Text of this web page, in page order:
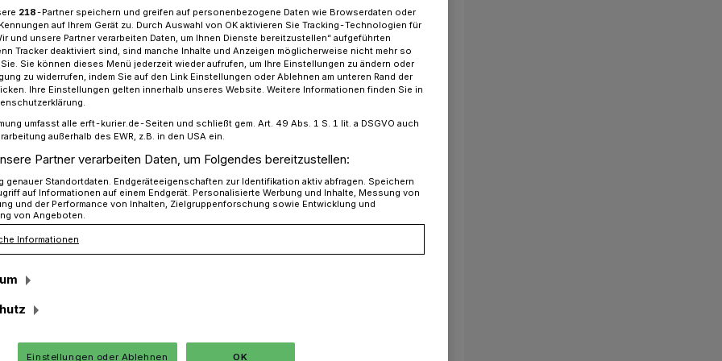
Orken​: trainieren mit Eigengewicht
mit
die anderen
ruhige Kugel
offiziell: die Boulebahn und die
Orken stehen der Öffentlichkeit zur
und mit sportinteressierten Gästen
218-Partner speichern und greifen auf personenbezogene Daten wie Browserdaten oder
auf Ihrem Gerät zu. Durch Auswahl von OK aktivieren Sie Tracking-Technologien für
und unsere Partner verarbeiten Daten, um Ihnen Dienste bereitzustellen“ aufgeführten
Tracker deaktiviert sind, sind manche Inhalte und Anzeigen möglicherweise nicht mehr so
Sie können dieses Menü jederzeit wieder aufrufen, um Ihre Einstellungen zu ändern oder
zu widerrufen, indem Sie auf den Link Einstellungen oder Ablehnen am unteren Rand der
Ihre Einstellungen gelten innerhalb unseres Website. Weitere Informationen finden Sie in
umfasst alle erft-kurier.de-Seiten und schließt gem. Art. 49 Abs. 1 S. 1 lit. a DSGVO auch
außerhalb des EWR, z.B. in den USA ein.
Partner verarbeiten Daten, um Folgendes bereitzustellen:
genauer Standortdaten. Endgeräteeigenschaften zur Identifikation aktiv abfragen. Speichern
auf Informationen auf einem Endgerät. Personalisierte Werbung und Inhalte, Messung von
und der Performance von Inhalten, Zielgruppenforschung sowie Entwicklung und
von Angeboten.
Informationen
Einstellungen oder Ablehnen OK